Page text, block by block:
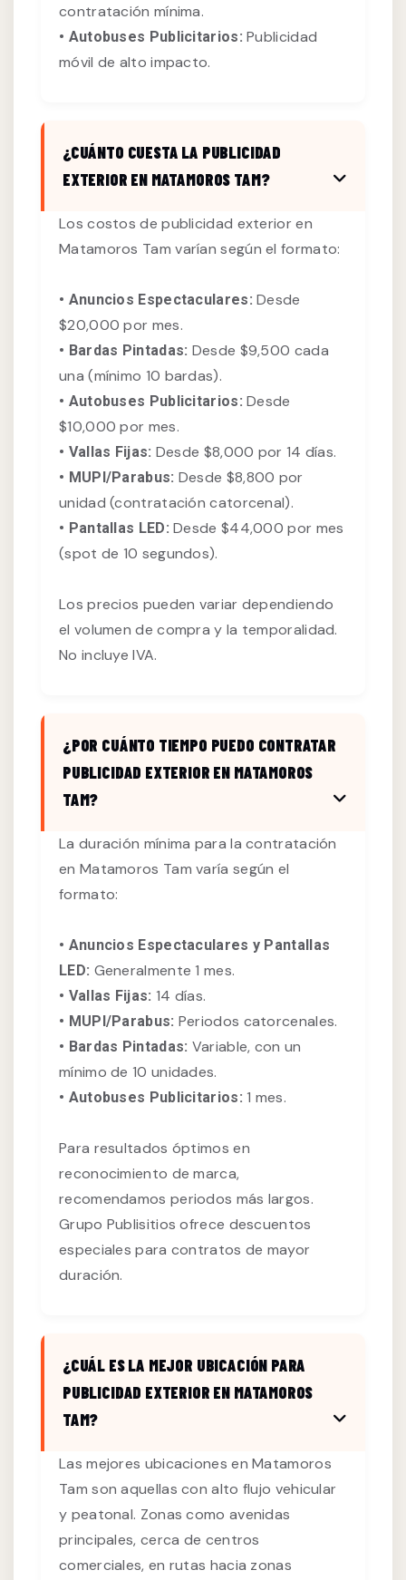
contratación mínima.
• Autobuses Publicitarios: Publicidad
móvil de alto impacto.
¿CUÁNTO CUESTA LA PUBLICIDAD
EXTERIOR EN MATAMOROS TAM?
Los costos de publicidad exterior en
Matamoros Tam varían según el formato:
• Anuncios Espectaculares: Desde
$20,000 por mes.
• Bardas Pintadas: Desde $9,500 cada
una (mínimo 10 bardas).
• Autobuses Publicitarios: Desde
$10,000 por mes.
• Vallas Fijas: Desde $8,000 por 14 días.
• MUPI/Parabus: Desde $8,800 por
unidad (contratación catorcenal).
• Pantallas LED: Desde $44,000 por mes
(spot de 10 segundos).
Los precios pueden variar dependiendo
el volumen de compra y la temporalidad.
No incluye IVA.
¿POR CUÁNTO TIEMPO PUEDO CONTRATAR
PUBLICIDAD EXTERIOR EN MATAMOROS
TAM?
La duración mínima para la contratación
en Matamoros Tam varía según el
formato:
• Anuncios Espectaculares y Pantallas
LED: Generalmente 1 mes.
• Vallas Fijas: 14 días.
• MUPI/Parabus: Periodos catorcenales.
• Bardas Pintadas: Variable, con un
mínimo de 10 unidades.
• Autobuses Publicitarios: 1 mes.
Para resultados óptimos en
reconocimiento de marca,
recomendamos periodos más largos.
Grupo Publisitios ofrece descuentos
especiales para contratos de mayor
duración.
¿CUÁL ES LA MEJOR UBICACIÓN PARA
PUBLICIDAD EXTERIOR EN MATAMOROS
TAM?
Las mejores ubicaciones en Matamoros
Tam son aquellas con alto flujo vehicular
y peatonal. Zonas como avenidas
principales, cerca de centros
comerciales, en rutas hacia zonas